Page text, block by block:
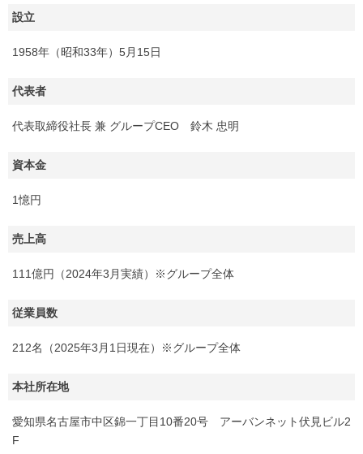
設立
1958年（昭和33年）5月15日
代表者
代表取締役社長 兼 グループCEO 鈴木 忠明
資本金
1憶円
売上高
111億円（2024年3月実績）※グループ全体
従業員数
212名（2025年3月1日現在）※グループ全体
本社所在地
愛知県名古屋市中区錦一丁目10番20号 アーバンネット伏見ビル2
F